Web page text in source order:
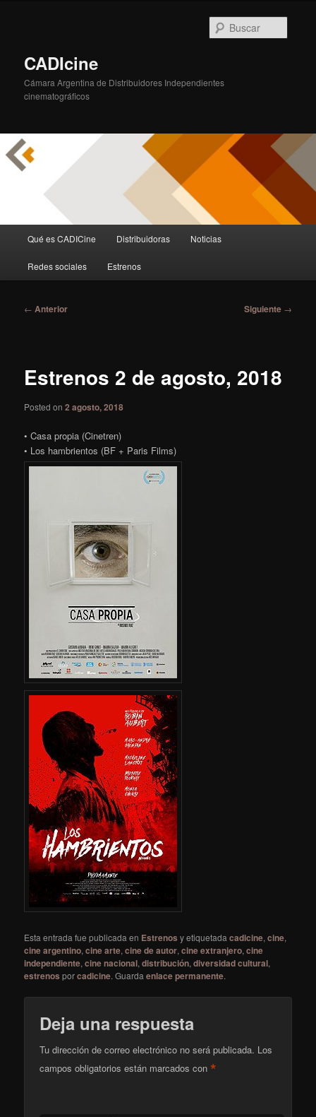
CADIcine
Cámara Argentina de Distribuidores Independientes
cinematográficos
principal
Qué es CADICine Distribuidoras Noticias
Redes sociales Estrenos
Navegación
← Anterior Siguiente →
Estrenos 2 de agosto, 2018
Posted on2 agosto, 2018
• Casa propia (Cinetren)
• Los hambrientos (BF + Paris Films)
Esta entrada fue publicada en Estrenos y etiquetadacadicine,cine,
cine argentino,cine arte,cine de autor,cine extranjero,cine
independiente,cine nacional,distribución,diversidad cultural,
estrenos porcadicine. Guardaenlace permanente.
Deja una respuesta
Tu dirección de correo electrónico no será publicada. Los
campos obligatorios están marcados con*